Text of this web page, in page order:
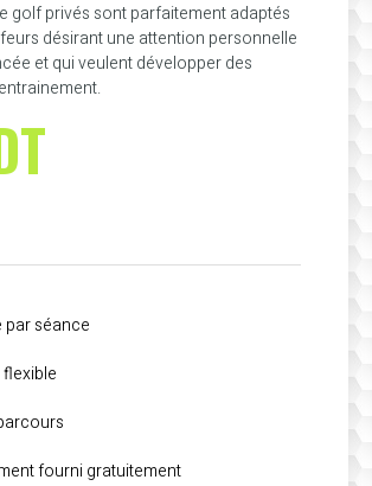
golf privés sont parfaitement adaptés
désirant une attention personnelle
et qui veulent développer des
par séance
fourni gratuitement